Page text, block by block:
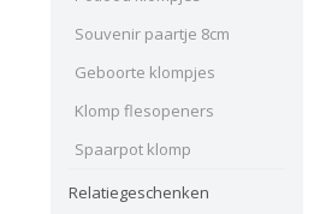
Souvenir paartje 8cm
Geboorte klompjes
Klomp flesopeners
Spaarpot klomp
Relatiegeschenken